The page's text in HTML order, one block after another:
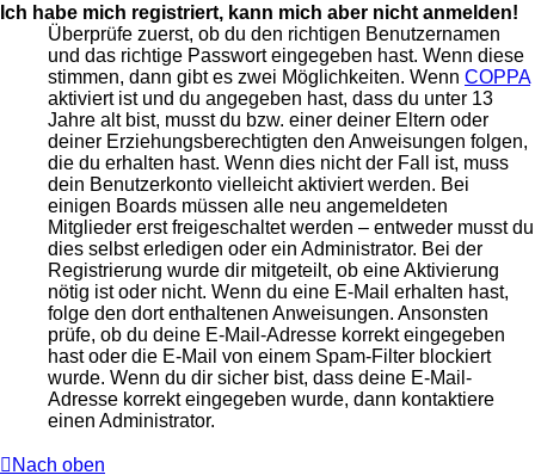
Ich habe mich registriert, kann mich aber nicht anmelden!
Überprüfe zuerst, ob du den richtigen Benutzernamen
und das richtige Passwort eingegeben hast. Wenn diese
stimmen, dann gibt es zwei Möglichkeiten. Wenn COPPA
aktiviert ist und du angegeben hast, dass du unter 13
Jahre alt bist, musst du bzw. einer deiner Eltern oder
deiner Erziehungsberechtigten den Anweisungen folgen,
die du erhalten hast. Wenn dies nicht der Fall ist, muss
dein Benutzerkonto vielleicht aktiviert werden. Bei
einigen Boards müssen alle neu angemeldeten
Mitglieder erst freigeschaltet werden – entweder musst du
dies selbst erledigen oder ein Administrator. Bei der
Registrierung wurde dir mitgeteilt, ob eine Aktivierung
nötig ist oder nicht. Wenn du eine E-Mail erhalten hast,
folge den dort enthaltenen Anweisungen. Ansonsten
prüfe, ob du deine E-Mail-Adresse korrekt eingegeben
hast oder die E-Mail von einem Spam-Filter blockiert
wurde. Wenn du dir sicher bist, dass deine E-Mail-
Adresse korrekt eingegeben wurde, dann kontaktiere
einen Administrator.
Nach oben